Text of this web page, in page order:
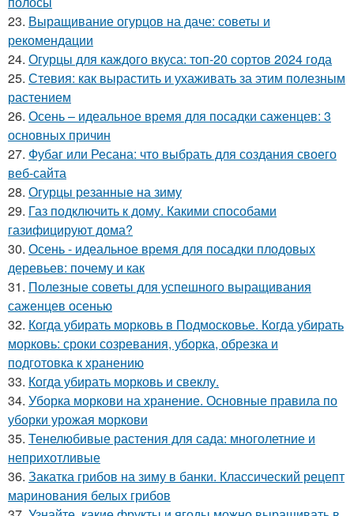
23. Выращивание огурцов на даче: советы и
рекомендации
24. Огурцы для каждого вкуса: топ-20 сортов 2024 года
25. Стевия: как вырастить и ухаживать за этим полезным
растением
26. Осень – идеальное время для посадки саженцев: 3
основных причин
27. Фубаг или Ресана: что выбрать для создания своего
веб-сайта
28. Огурцы резанные на зиму
29. Газ подключить к дому. Какими способами
газифицируют дома?
30. Осень - идеальное время для посадки плодовых
деревьев: почему и как
31. Полезные советы для успешного выращивания
саженцев осенью
32. Когда убирать морковь в Подмосковье. Когда убирать
морковь: сроки созревания, уборка, обрезка и
подготовка к хранению
33. Когда убирать морковь и свеклу.
34. Уборка моркови на хранение. Основные правила по
уборки урожая моркови
35. Тенелюбивые растения для сада: многолетние и
неприхотливые
36. Закатка грибов на зиму в банки. Классический рецепт
маринования белых грибов